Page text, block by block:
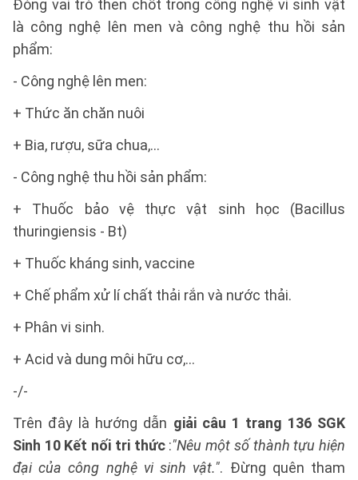
Đóng vai trò then chốt trong công nghệ vi sinh vật
là công nghệ lên men và công nghệ thu hồi sản
phẩm:
- Công nghệ lên men:
+ Thức ăn chăn nuôi
+ Bia, rượu, sữa chua,…
- Công nghệ thu hồi sản phẩm:
+ Thuốc bảo vệ thực vật sinh học (Bacillus
thuringiensis - Bt)
+ Thuốc kháng sinh, vaccine
+ Chế phẩm xử lí chất thải rắn và nước thải.
+ Phân vi sinh.
+ Acid và dung môi hữu cơ,…
-/-
Trên đây là hướng dẫn giải câu 1 trang 136 SGK
Sinh 10 Kết nối tri thức :"Nêu một số thành tựu hiện
đại của công nghệ vi sinh vật.". Đừng quên tham